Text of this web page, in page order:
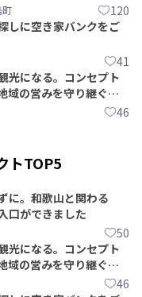
町 120
しに空き家バンクをご
41
光になる。コンセプト
域の営みを守り継ぐ仲
46
トTOP5
に。和歌山と関わる
口ができました
50
光になる。コンセプト
域の営みを守り継ぐ仲
46